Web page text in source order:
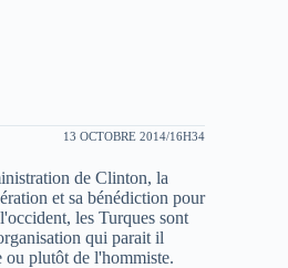
13 OCTOBRE 2014/16H34
de Clinton, la
et sa bénédiction pour
les Turques sont
qui parait il
ou plutôt de l'hommiste.